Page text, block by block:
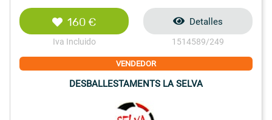
160 €
Iva Incluido
Detalles
1514589/249
VENDEDOR
DESBALLESTAMENTS LA SELVA